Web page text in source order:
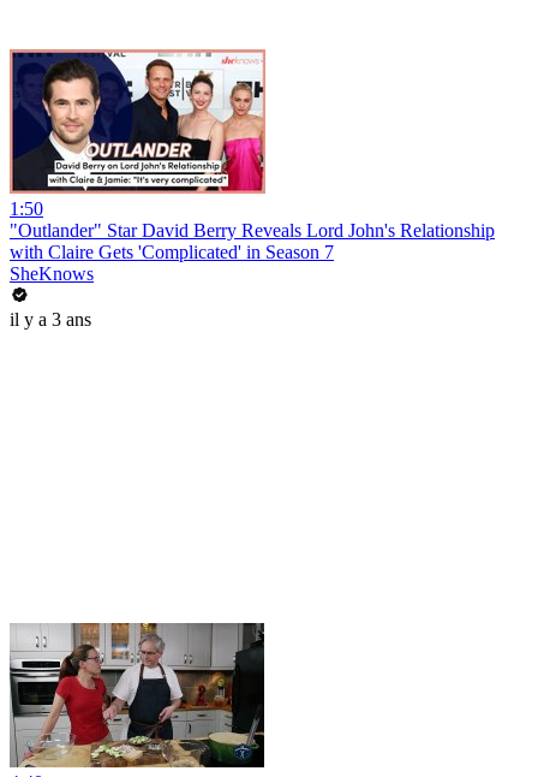
1:50
"Outlander" Star David Berry Reveals Lord John's Relationship
with Claire Gets 'Complicated' in Season 7
SheKnows
il y a 3 ans